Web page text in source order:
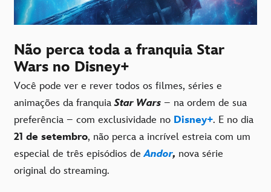
Não perca toda a franquia Star
Wars no Disney+
Você pode ver e rever todos os filmes, séries e
animações da franquiaStar Wars – na ordem de sua
preferência – com exclusividade no Disney+. E no dia
21 de setembro, não perca a incrível estreia com um
especial de três episódios deAndor, nova série
original do streaming.